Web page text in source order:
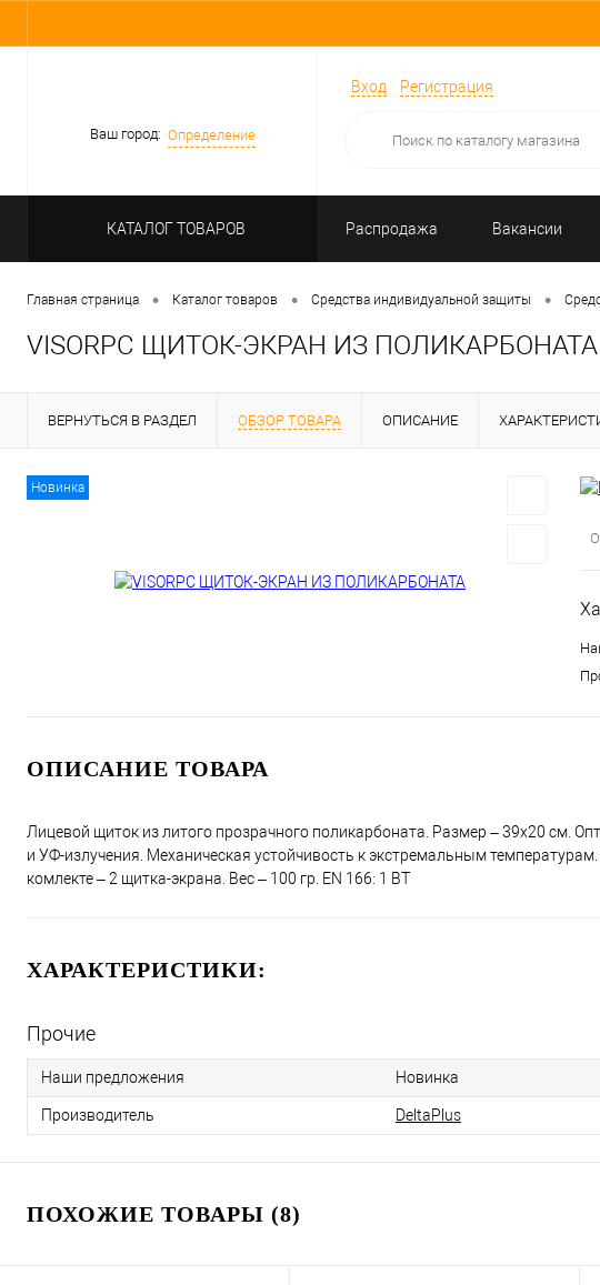
Ваш город: Определение
Вход Регистрация
КАТАЛОГ ТОВАРОВ Распродажа Вакансии
Главная страница • Каталог товаров • Средства индивидуальной защиты •
VISORPC ЩИТОК-ЭКРАН ИЗ ПОЛИКАРБОНАТА
ВЕРНУТЬСЯ В РАЗДЕЛ ОБЗОР ТОВАРА ОПИСАНИЕ
Новинка
ОПИСАНИЕ ТОВАРА
Лицевой щиток из литого прозрачного поликарбоната. Размер – 39х20 см.
и УФ-излучения. Механическая устойчивость к экстремальным
комлекте – 2 щитка-экрана. Вес – 100 гр. EN 166: 1 BТ
ХАРАКТЕРИСТИКИ:
Прочие
Наши предложения Новинка
Производитель DeltaPlus
ПОХОЖИЕ ТОВАРЫ (8)